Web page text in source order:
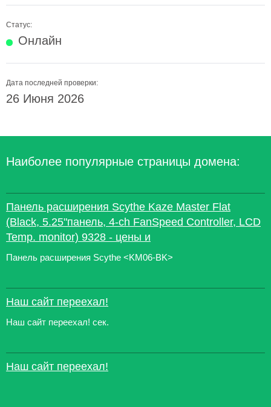
Статус:
Онлайн
Дата последней проверки:
26 Июня 2026
Наиболее популярные страницы домена:
Панель расширения Scythe Kaze Master Flat
(Black, 5.25"панель, 4-ch FanSpeed Controller, LCD
Temp. monitor) 9328 - цены и
Панель расширения Scythe <KM06-BK>
Наш сайт переехал!
Наш сайт переехал! сек.
Наш сайт переехал!